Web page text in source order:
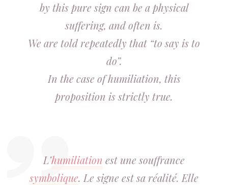
by this pure sign can be a physical
suffering, and often is.
We are told repeatedly that “to say is to
do”.
In the case of humiliation, this
proposition is strictly true.
L’humiliation est une souffrance
symbolique. Le signe est sa réalité. Elle